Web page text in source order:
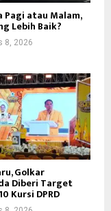
Pagi atau Malam,
Lebih Baik?
8, 2026
Golkar
Diberi Target
Kursi DPRD